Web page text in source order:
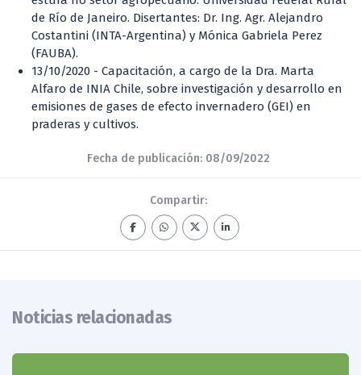
de Río de Janeiro. Disertantes: Dr. Ing. Agr. Alejandro
Costantini (INTA-Argentina) y Mónica Gabriela Perez
(FAUBA).
13/10/2020 - Capacitación, a cargo de la Dra. Marta
Alfaro de INIA Chile, sobre investigación y desarrollo en
emisiones de gases de efecto invernadero (GEI) en
praderas y cultivos.
Fecha de publicación: 08/09/2022
Compartir:
Noticias relacionadas